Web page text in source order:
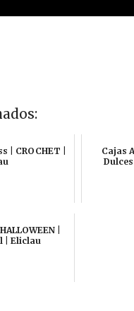
| CROCHET |
Cajas
|
| Eliclau